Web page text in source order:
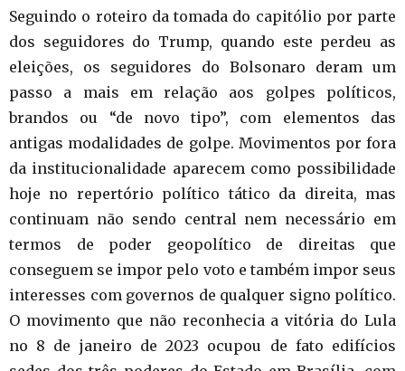
Seguindo o roteiro da tomada do capitólio por parte
dos seguidores do Trump, quando este perdeu as
eleições, os seguidores do Bolsonaro deram um
passo a mais em relação aos golpes políticos,
brandos ou “de novo tipo”, com elementos das
antigas modalidades de golpe. Movimentos por fora
da institucionalidade aparecem como possibilidade
hoje no repertório político tático da direita, mas
continuam não sendo central nem necessário em
termos de poder geopolítico de direitas que
conseguem se impor pelo voto e também impor seus
interesses com governos de qualquer signo político.
O movimento que não reconhecia a vitória do Lula
no 8 de janeiro de 2023 ocupou de fato edifícios